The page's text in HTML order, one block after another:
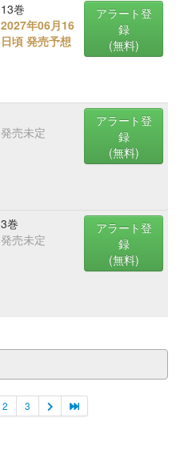
13巻
2027年06月16
日頃 発売予想
アラート登
録
(無料)
発売未定
アラート登
録
(無料)
3巻
発売未定
アラート登
録
(無料)
2 3